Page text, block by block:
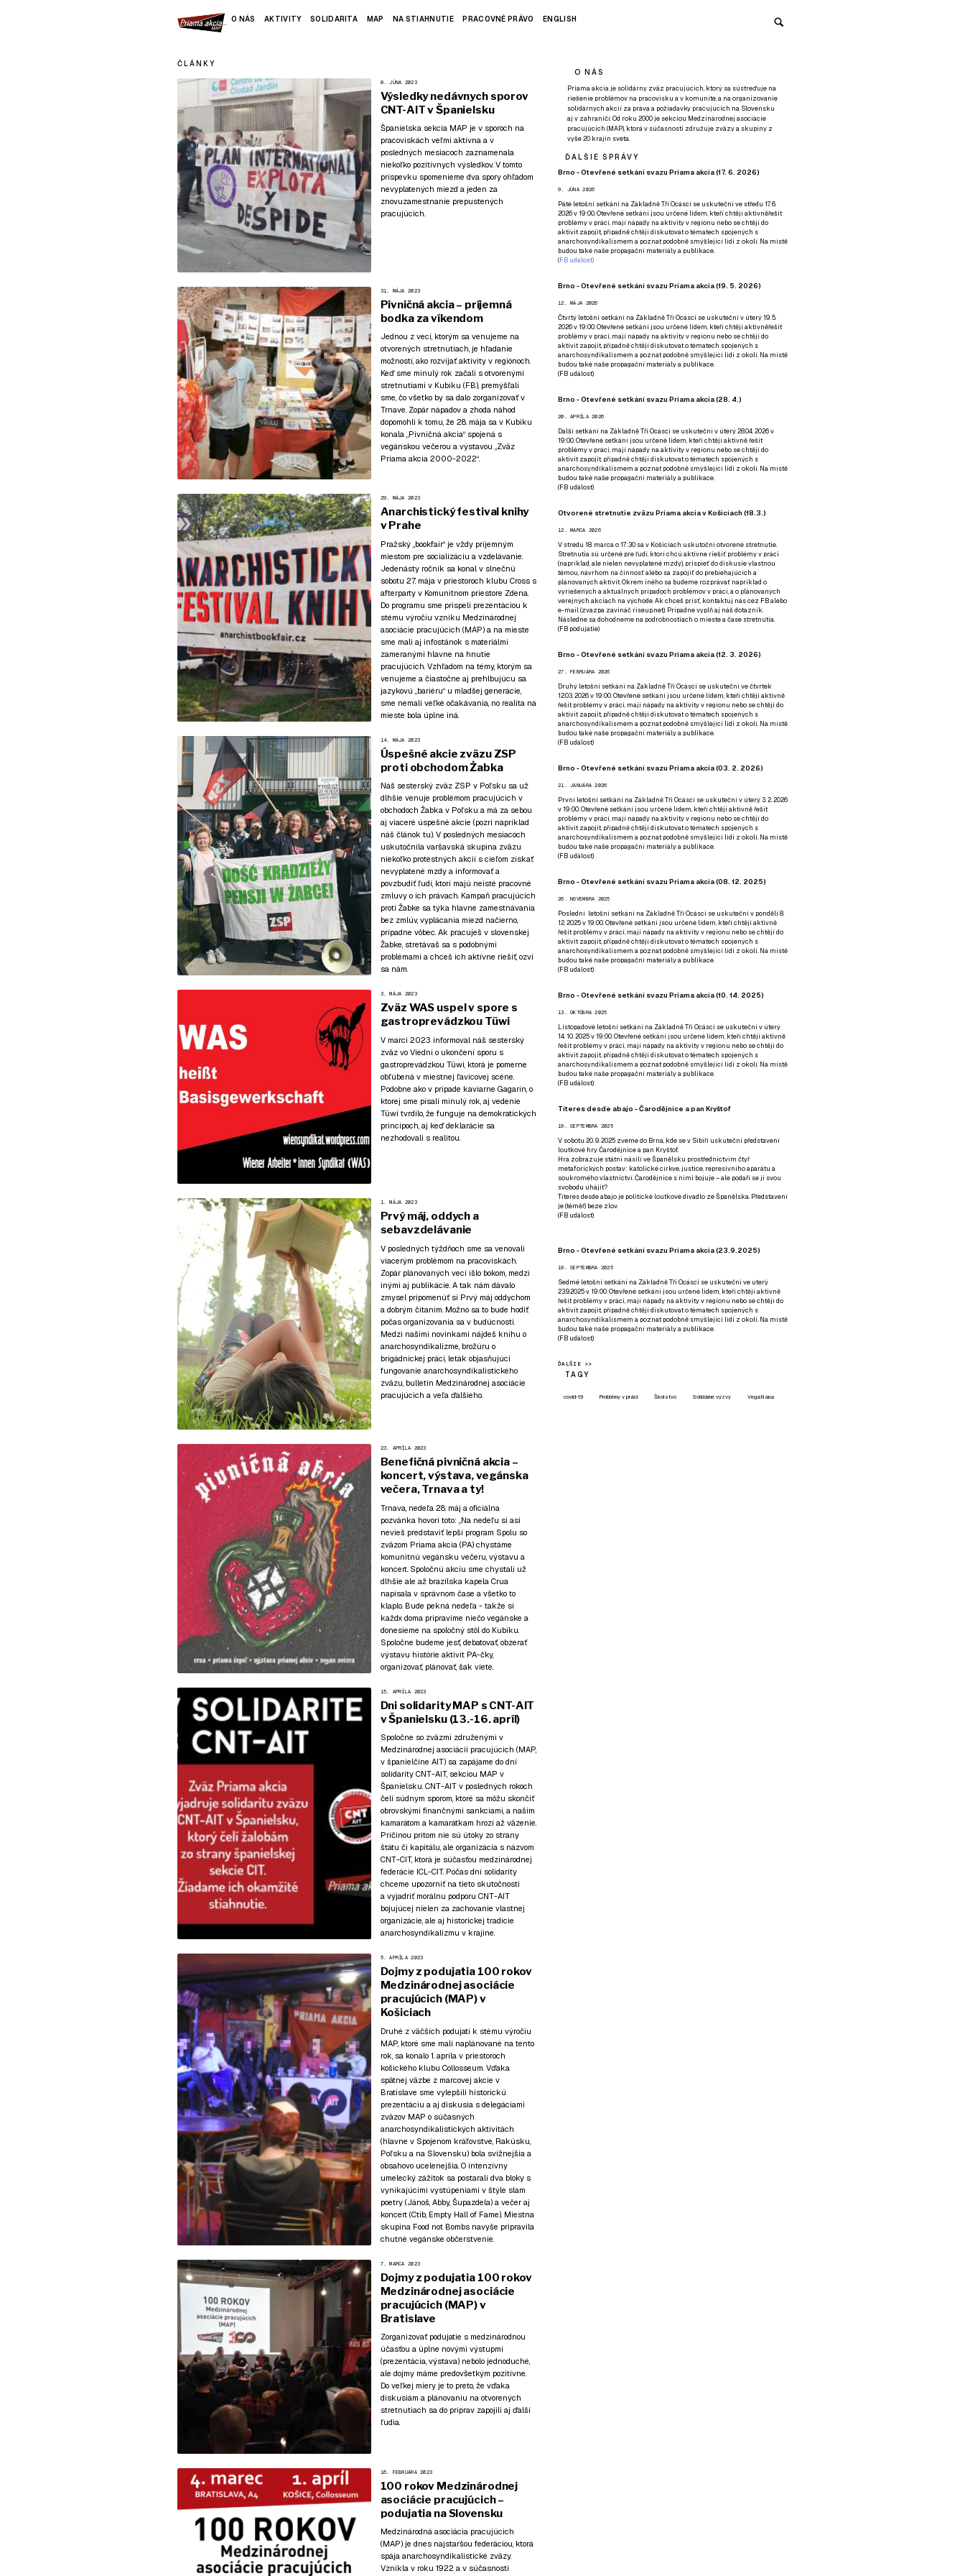
O NÁS AKTIVITY SOLIDARITA MAP NA STIAHNUTIE PRACOVNÉ PRÁVO ENGLISH
ČLÁNKY
8. JÚNA 2023
Výsledky nedávnych sporov
CNT-AIT v Španielsku
Španielska sekcia MAP je v sporoch na
pracoviskách veľmi aktívna a v
posledných mesiacoch zaznamenala
niekoľko pozitívnych výsledkov. V tomto
príspevku spomenieme dva spory ohľadom
nevyplatených miezd a jeden za
znovuzamestnanie prepustených
pracujúcich.
31. MÁJA 2023
Pivničná akcia – príjemná
bodka za víkendom
Jednou z vecí, ktorým sa venujeme na
otvorených stretnutiach, je hľadanie
možností, ako rozvíjať aktivity v regiónoch.
Keď sme minulý rok začali s otvorenými
stretnutiami v Kubiku (FB), premýšľali
sme, čo všetko by sa dalo zorganizovať v
Trnave. Zopár nápadov a zhoda náhod
dopomohli k tomu, že 28. mája sa v Kubiku
konala „Pivničná akcia“ spojená s
vegánskou večerou a výstavou „Zväz
Priama akcia 2000-2022“.
29. MÁJA 2023
Anarchistický festival knihy
v Prahe
Pražský „bookfair“je vždy príjemným
miestom pre socializáciu a vzdelávanie.
Jedenásty ročník sa konal v slnečnú
sobotu 27. mája v priestoroch klubu Cross s
afterparty v Komunitnom priestore Zdena.
Do programu sme prispeli prezentáciou k
stému výročiu vzniku Medzinárodnej
asociácie pracujúcich (MAP) a na mieste
sme mali aj infostánok s materiálmi
zameranými hlavne na hnutie
pracujúcich. Vzhľadom na témy, ktorým sa
venujeme a čiastočne aj prehlbujúcu sa
jazykovú „bariéru“ u mladšej generácie,
sme nemali veľké očakávania, no realita na
mieste bola úplne iná.
14. MÁJA 2023
Úspešné akcie zväzu ZSP
proti obchodom Żabka
Náš sesterský zväz ZSP v Poľsku sa už
dlhšie venuje problémom pracujúcich v
obchodoch Žabka v Poľsku a má za sebou
aj viaceré úspešné akcie (pozri napríklad
náš článok tu). V posledných mesiacoch
uskutočnila varšavská skupina zväzu
niekoľko protestných akcií s cieľom získať
nevyplatené mzdy a informovať a
povzbudiť ľudí, ktorí majú neisté pracovné
zmluvy o ich právach. Kampaň pracujúcich
proti Žabke sa týka hlavne zamestnávania
bez zmlúv, vyplácania miezd načierno,
prípadne vôbec. Ak pracuješ v slovenskej
Žabke, stretávaš sa s podobnými
problémami a chceš ich aktívne riešiť, ozvi
sa nám.
3. MÁJA 2023
Zväz WAS uspel v spore s
gastroprevádzkou Tüwi
V marci 2023 informoval náš sesterský
zväz vo Viedni o ukončení sporu s
gastroprevádzkou Tüwi, ktorá je pomerne
obľúbená v miestnej ľavicovej scéne.
Podobne ako v prípade kaviarne Gagarin, o
ktorej sme písali minulý rok, aj vedenie
Tüwi tvrdilo, že funguje na demokratických
princípoch, aj keď deklarácie sa
nezhodovali s realitou.
1. MÁJA 2023
Prvý máj, oddych a
sebavzdelávanie
V posledných týždňoch sme sa venovali
viacerým problémom na pracoviskách.
Zopár plánovaných vecí išlo bokom, medzi
inými aj publikácie. A tak nám dávalo
zmysel pripomenúť si Prvý máj oddychom
a dobrým čítaním. Možno sa to bude hodiť
počas organizovania sa v budúcnosti.
Medzi našimi novinkami nájdeš knihu o
anarchosyndikalizme, brožúru o
brigádnickej práci, leták objasňujúci
fungovanie anarchosyndikalistického
zväzu, bulletin Medzinárodnej asociácie
pracujúcich a veľa ďalšieho.
23. APRÍLA 2023
Benefičná pivničná akcia –
koncert, výstava, vegánska
večera, Trnava a ty!
Trnava, nedeľa 28. máj a oficiálna
pozvánka hovorí toto: „Na nedeľu si asi
nevieš predstaviť lepší program Spolu so
zväzom Priama akcia (PA) chystáme
komunitnú vegánsku večeru, výstavu a
koncert. Spoločnú akciu sme chystali už
dlhšie ale až brazílska kapela Crua
napísala v správnom čase a všetko to
klaplo. Bude pekná nedeľa - takže si
každx doma pripravíme niečo vegánske a
donesieme na spoločný stôl do Kubíku.
Spoločne budeme jesť, debatovať, obzerať
výstavu histórie aktivít PA-čky,
organizovať, plánovať, šak viete.
15. APRÍLA 2023
Dni solidarity MAP s CNT-AIT
v Španielsku (13.-16. apríl)
Spoločne so zväzmi združenými v
Medzinárodnej asociácii pracujúcich (MAP,
v španielčine AIT) sa zapájame do dní
solidarity CNT-AIT, sekciou MAP v
Španielsku. CNT-AIT v posledných rokoch
čelí súdnym sporom, ktoré sa môžu skončiť
obrovskými finančnými sankciami, a našim
kamarátom a kamarátkam hrozí až väzenie.
Príčinou pritom nie sú útoky zo strany
štátu či kapitálu, ale organizácia s názvom
CNT-CIT, ktorá je súčasťou medzinárodnej
federácie ICL-CIT. Počas dní solidarity
chceme upozorniť na tieto skutočnosti
a vyjadriť morálnu podporu CNT-AIT
bojujúcej nielen za zachovanie vlastnej
organizácie, ale aj historickej tradície
anarchosyndikalizmu v krajine.
5. APRÍLA 2023
Dojmy z podujatia 100 rokov
Medzinárodnej asociácie
pracujúcich (MAP) v
Košiciach
Druhé z väčších podujatí k stému výročiu
MAP, ktoré sme mali naplánované na tento
rok, sa konalo 1. apríla v priestoroch
košického klubu Collosseum. Vďaka
spätnej väzbe z marcovej akcie v
Bratislave sme vylepšili historickú
prezentáciu a aj diskusia s delegáciami
zväzov MAP o súčasných
anarchosyndikalistických aktivitách
(hlavne v Spojenom kráľovstve, Rakúsku,
Poľsku a na Slovensku) bola svižnejšia a
obsahovo ucelenejšia. O intenzívny
umelecký zážitok sa postarali dva bloky s
vynikajúcimi vystúpeniami v štýle slam
poetry (Jánoš, Abby, Šupazdela) a večer aj
koncert (Ctib, Empty Hall of Fame). Miestna
skupina Food not Bombs navyše pripravila
chutné vegánske občerstvenie.
7. MARCA 2023
Dojmy z podujatia 100 rokov
Medzinárodnej asociácie
pracujúcich (MAP) v
Bratislave
Zorganizovať podujatie s medzinárodnou
účasťou a úplne novými výstupmi
(prezentácia, výstava) nebolo jednoduché,
ale dojmy máme predovšetkým pozitívne.
Do veľkej miery je to preto, že vďaka
diskusiám a plánovaniu na otvorených
stretnutiach sa do príprav zapojili aj ďalší
ľudia.
16. FEBRUÁRA 2023
100 rokov Medzinárodnej
asociácie pracujúcich –
podujatia na Slovensku
Medzinárodná asociácia pracujúcich
(MAP) je dnes najstaršou federáciou, ktorá
spája anarchosyndikalistické zväzy.
Vznikla v roku 1922 a v súčasnosti
O NÁS
Priama akcia je solidárny zväz pracujúcich, ktorý sa sústreďuje na
riešenie problémov na pracovisku a v komunite, a na organizovanie
solidárnych akcií za práva a požiadavky pracujúcich na Slovensku
aj v zahraničí. Od roku 2000 je sekciou Medzinárodnej asociácie
pracujúcich (MAP), ktorá v súčasnosti združuje zväzy a skupiny z
vyše 20 krajín sveta.
ĎALŠIE SPRÁVY
Brno - Otevřené setkání svazu Priama akcia (17. 6. 2026)
9. JÚNA 2026
Páté letošní setkání na Základně Tři Ocásci se uskuteční ve středu 17. 6.
2026 v 19:00. Otevřené setkání jsou určené lidem, kteří chtějí aktivněřešit
problémy v práci, mají nápady na aktivity v regionu nebo se chtějí do
aktivit zapojit, případně chtějí diskutovat o tématech spojených s
anarchosyndikalismem a poznat podobně smýšlející lidi z okolí. Na místě
budou také naše propagační materiály a publikace.
(FB událost)
Brno - Otevřené setkání svazu Priama akcia (19. 5. 2026)
12. MÁJA 2026
Čtvrtý letošní setkání na Základně Tři Ocásci se uskuteční v úterý 19. 5.
2026 v 19:00. Otevřené setkání jsou určené lidem, kteří chtějí aktivněřešit
problémy v práci, mají nápady na aktivity v regionu nebo se chtějí do
aktivit zapojit, případně chtějí diskutovat o tématech spojených s
anarchosyndikalismem a poznat podobně smýšlející lidi z okolí. Na místě
budou také naše propagační materiály a publikace.
(FB událost)
Brno - Otevřené setkání svazu Priama akcia (28. 4.)
20. APRÍLA 2026
Další setkání na Základně Tři Ocásci se uskuteční v úterý 28.04. 2026 v
19:00. Otevřené setkání jsou určené lidem, kteří chtějí aktivně řešit
problémy v práci, mají nápady na aktivity v regionu nebo se chtějí do
aktivit zapojit, případně chtějí diskutovat o tématech spojených s
anarchosyndikalismem a poznat podobně smýšlející lidi z okolí. Na místě
budou také naše propagační materiály a publikace.
(FB událost)
Otvorené stretnutie zväzu Priama akcia v Košiciach (18.3.)
12. MARCA 2026
V stredu 18. marca o 17:30 sa v Košiciach uskutoční otvorené stretnutie.
Stretnutia sú určené pre ľudí, ktorí chcú aktívne riešiť problémy v práci
(napríklad, ale nielen nevyplatené mzdy), prispieť do diskusie vlastnou
témou, návrhom na činnosť alebo sa zapojiť do prebiehajúcich a
plánovaných aktivít. Okrem iného sa budeme rozprávať napríklad o
vyriešených a aktuálnych prípadoch problémov v práci, a o plánovaných
verejných akciach na východe. Ak chceš prísť, kontaktuj nás cez FBalebo
e-mail (zvazpa zavináč riseup.net). Prípadnevyplň aj náš dotazník.
Následne sa dohodneme na podrobnostiach o mieste a čase stretnutia.
(FB podujatie)
Brno - Otevřené setkání svazu Priama akcia (12. 3. 2026)
27. FEBRUÁRA 2026
Druhý letošní setkání na Základně Tři Ocásci se uskuteční ve čtvrtek
12.03. 2026 v 19:00. Otevřené setkání jsou určené lidem, kteří chtějí aktivně
řešit problémy v práci, mají nápady na aktivity v regionu nebo se chtějí do
aktivit zapojit, případně chtějí diskutovat o tématech spojených s
anarchosyndikalismem a poznat podobně smýšlející lidi z okolí. Na místě
budou také naše propagační materiály a publikace.
(FB událost)
Brno - Otevřené setkání svazu Priama akcia (03. 2. 2026)
21. JANUÁRA 2026
První letošní setkání na Základně Tři Ocásci se uskuteční v úterý 3. 2. 2026
v 19:00. Otevřené setkání jsou určené lidem, kteří chtějí aktivně řešit
problémy v práci, mají nápady na aktivity v regionu nebo se chtějí do
aktivit zapojit, případně chtějí diskutovat o tématech spojených s
anarchosyndikalismem a poznat podobně smýšlející lidi z okolí. Na místě
budou také naše propagační materiály a publikace.
(FB událost)
Brno - Otevřené setkání svazu Priama akcia (08. 12. 2025)
26. NOVEMBRA 2025
Poslední letošní setkání na Základně Tři Ocásci se uskuteční v ponděli 8.
12. 2025 v 19:00. Otevřené setkání jsou určené lidem, kteří chtějí aktivně
řešit problémy v práci, mají nápady na aktivity v regionu nebo se chtějí do
aktivit zapojit, případně chtějí diskutovat o tématech spojených s
anarchosyndikalismem a poznat podobně smýšlející lidi z okolí. Na místě
budou také naše propagační materiály a publikace.
(FB událost)
Brno - Otevřené setkání svazu Priama akcia (10. 14. 2025)
13. OKTÓBRA 2025
Listopadové letošní setkání na Základně Tři Ocásci se uskuteční v úterý
14. 10. 2025 v 19:00. Otevřené setkání jsou určené lidem, kteří chtějí aktivně
řešit problémy v práci, mají nápady na aktivity v regionu nebo se chtějí do
aktivit zapojit, případně chtějí diskutovat o tématech spojených s
anarchosyndikalismem a poznat podobně smýšlející lidi z okolí. Na místě
budou také naše propagační materiály a publikace.
(FB událost)
Títeres desde abajo - Čarodějnice a pan Kryštof
19. SEPTEMBRA 2025
V sobotu 20. 9. 2025 zveme do Brna, kde se v Sibiři uskuteční představení
loutkové hry Čarodějnice a pan Kryštof.
Hra zobrazuje státní násilí ve Španělsku prostřednictvím čtyř
metaforických postav: katolické církve, justice, represivního aparátu a
soukromého vlastnictví. Čarodějnice s nimi bojuje – ale podaří se jí svou
svobodu uhájit?
Títeres desde abajo je politické loutkové divadlo ze Španělska. Představení
je (téměř) beze zlov.
(FB událost)
Brno - Otevřené setkání svazu Priama akcia (23.9.2025)
19. SEPTEMBRA 2025
Sedmé letošní setkání na Základně Tři Ocásci se uskuteční ve uterý
23.9.2025 v 19:00. Otevřené setkání jsou určené lidem, kteří chtějí aktivně
řešit problémy v práci, mají nápady na aktivity v regionu nebo se chtějí do
aktivit zapojit, případně chtějí diskutovat o tématech spojených s
anarchosyndikalismem a poznat podobně smýšlející lidi z okolí. Na místě
budou také naše propagační materiály a publikace.
(FB událost)
ĎALŠIE >>
TAGY
covid-19 Problémy v práci Školstvo Solidárne výzvy VegaNana